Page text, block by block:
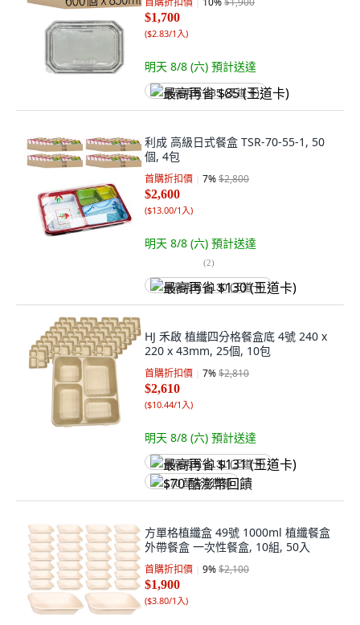
$1,700
($2.83/1入)
明天 8/8 (六) 預計送達
最高再省 $85 (王道卡)
利成 高級日式餐盒 TSR-70-55-1, 50
個, 4包
首購折扣價 7%$2,800
$2,600
($13.00/1入)
明天 8/8 (六) 預計送達
(2)
最高再省 $130 (王道卡)
HJ 禾啟 植纖四分格餐盒底 4號 240 x
220 x 43mm, 25個, 10包
首購折扣價 7%$2,810
$2,610
($10.44/1入)
明天 8/8 (六) 預計送達
最高再省 $131 (王道卡)
$70 酷澎幣回饋
方單格植纖盒 49號 1000ml 植纖餐盒
外帶餐盒 一次性餐盒, 10組, 50入
首購折扣價 9%$2,100
$1,900
($3.80/1入)